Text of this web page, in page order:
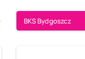
BKS Bydgoszcz